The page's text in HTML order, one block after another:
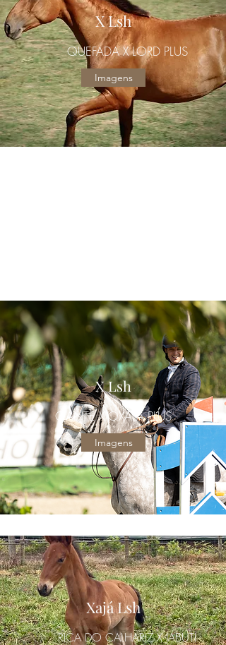
X Lsh
QUEFADA X LORD PLUS
Imagens
X Lsh
OANTE X OXALÁ PLUS
Imagens
Xajá Lsh
RICA DO CALHARIZ X JABUTI